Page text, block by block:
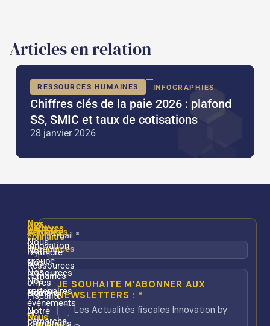
Articles en relation
RESSOURCES HUMAINES INFOGRAPHIES
Chiffres clés de la paie 2026 : plafond
SS, SMIC et taux de cotisations
28 janvier 2026
Nos
services
Innovation
Ressources
humaines
Fiscalité
Nos
Actualités
/
Ressources
Nos
ressources
Nos
événements
et
formations
Nous
connaître
Notre
groupe
Nos
partenaires
Notre
démarche
Carrières
Nous
rejoindre
Nos
offres
d’emploi
Nous